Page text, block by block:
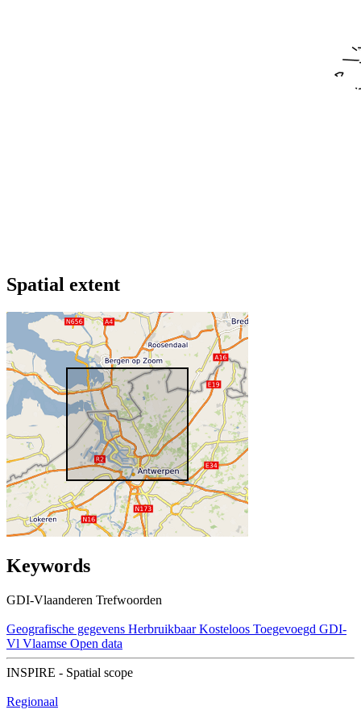
Spatial extent
Keywords
GDI-Vlaanderen Trefwoorden
Geografische gegevens Herbruikbaar Kosteloos Toegevoegd GDI-
Vl Vlaamse Open data
INSPIRE - Spatial scope
Regionaal